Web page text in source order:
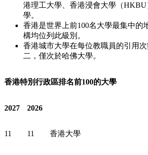
港理工大學、香港浸會大學（HKBU
學。
香港是世界上前100名大學最集中的
構均位列此級別。
香港城市大學在每位教職員的引用
二，僅次於哈佛大學。
香港特別行政區排名前100的大學
2027 2026
11 11 香港大學